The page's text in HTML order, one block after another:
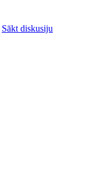
Sākt diskusiju